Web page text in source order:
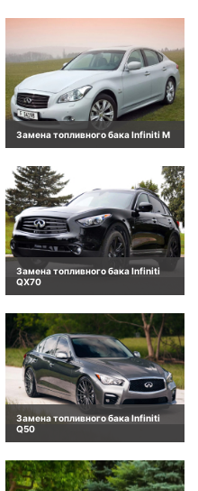
Замена топливного бака Infiniti M
Замена топливного бака Infiniti
QX70
Замена топливного бака Infiniti
Q50